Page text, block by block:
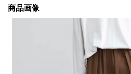
商品画像